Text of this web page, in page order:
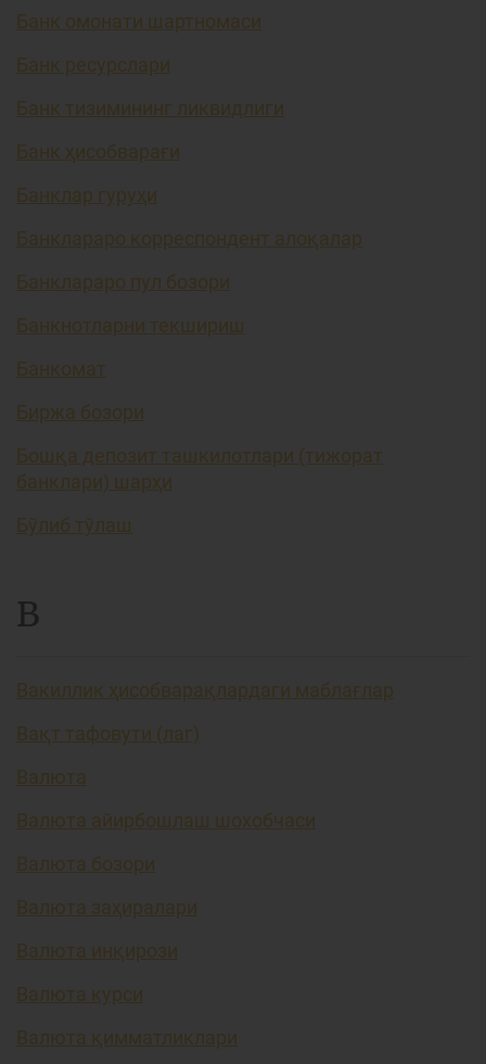
Банк омонати шартномаси
Банк ресурслари
Банк тизимининг ликвидлиги
Банк ҳисобварағи
Банклар гуруҳи
Банклараро корреспондент алоқалар
Банклараро пул бозори
Банкнотларни текшириш
Банкомат
Биржа бозори
Бошқа депозит ташкилотлари (тижорат
банклари) шарҳи
Бўлиб тўлаш
В
Вакиллик ҳисобварақлардаги маблағлар
Вақт тафовути (лаг)
Валюта
Валюта айирбошлаш шохобчаси
Валюта бозори
Валюта заҳиралари
Валюта инқирози
Валюта курси
Валюта қимматликлари